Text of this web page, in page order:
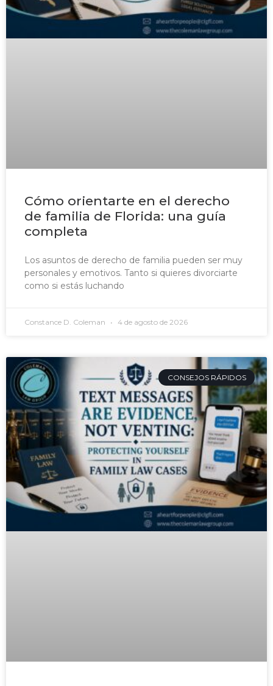
Cómo orientarte en el derecho
de familia de Florida: una guía
completa
Los asuntos de derecho de familia pueden ser muy
personales y emotivos. Tanto si quieres divorciarte
como si estás luchando
Constance D. Coleman 4 de agosto de 2026
CONSEJOS RÁPIDOS